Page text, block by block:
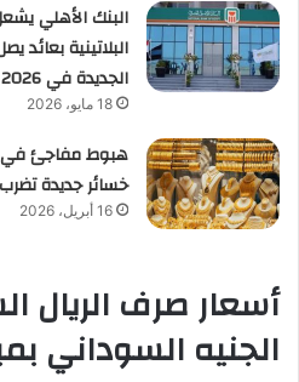
البنك الأهلي
الجديدة في 2026
18 مايو، 2026
هبوط مفاجئ في
خسائر جديدة تضرب عيار 21
16 أبريل، 2026
أسعار صرف الريال
الجنيه السوداني